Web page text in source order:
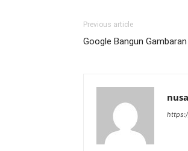
Previous article
Google Bangun